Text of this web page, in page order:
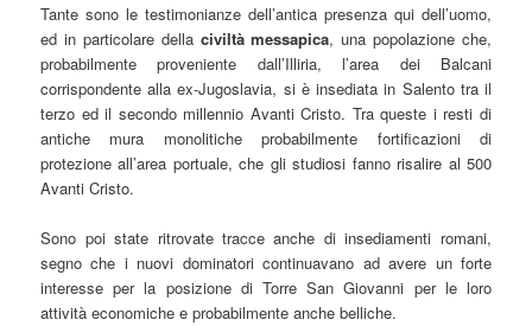
Tante sono le testimonianze dell’antica presenza qui dell’uomo,
ed in particolare della civiltà messapica, una popolazione che,
probabilmente proveniente dall’Illiria, l’area dei Balcani
corrispondente alla ex-Jugoslavia, si è insediata in Salento tra il
terzo ed il secondo millennio Avanti Cristo. Tra queste i resti di
antiche mura monolitiche probabilmente fortificazioni di
protezione all’area portuale, che gli studiosi fanno risalire al 500
Avanti Cristo.
Sono poi state ritrovate tracce anche di insediamenti romani,
segno che i nuovi dominatori continuavano ad avere un forte
interesse per la posizione di Torre San Giovanni per le loro
attività economiche e probabilmente anche belliche.